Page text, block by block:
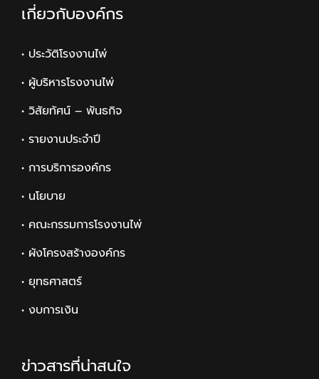
เกี่ยวกับองค์กร
• ประวัติโรงงานไพ่
• ผู้บริหารโรงงานไพ่
• วิสัยทัศน์ – พันธกิจ
• รายงานประจำปี
• การบริการองค์กร
• นโยบาย
• คณะกรรมการโรงงานไพ่
• ผังโครงสร้างองค์กร
• ยุทธศาสตร์
• งบการเงิน
ข่าวสารที่น่าสนใจ